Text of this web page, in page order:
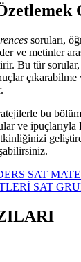
soruları,
ve metinler
Bu tür
çıkarabilme
bu
ve ipuçlarıyla
SAT
SAT